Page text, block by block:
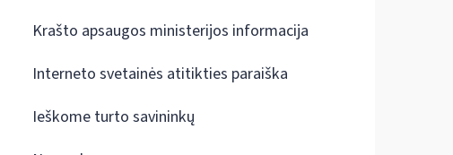
Krašto apsaugos ministerijos informacija
Interneto svetainės atitikties paraiška
Ieškome turto savininkų